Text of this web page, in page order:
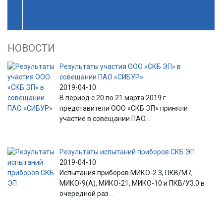
НОВОСТИ
Результаты участия ООО «СКБ ЭП» в
совещании ПАО «СИБУР»
2019-04-10
В период с 20 по 21 марта 2019 г.
представители ООО «СКБ ЭП» приняли
участие в совещании ПАО...
Результаты испытаний приборов СКБ ЭП
2019-04-10
Испытания приборов МИКО-2.3, ПКВ/М7,
МИКО-9(А), МИКО-21, МИКО-10 и ПКВ/У3.0 в
очередной раз...